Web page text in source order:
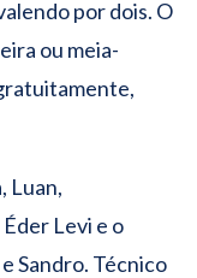
por dois. O
ou meia-
Luan,
Levi e o
Sandro. Técnico